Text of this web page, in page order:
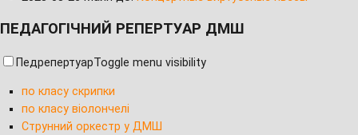
ПЕДАГОГІЧНИЙ РЕПЕРТУАР ДМШ
ПедрепертуарToggle menu visibility
по класу скрипки
по класу віолончелі
Струнний оркестр у ДМШ